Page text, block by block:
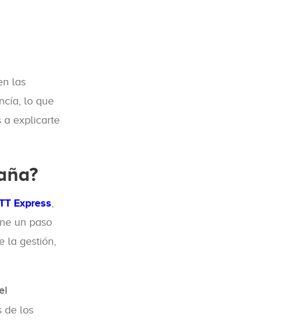
las
lo que
a explicarte
Express,
un paso
la gestión,
de los